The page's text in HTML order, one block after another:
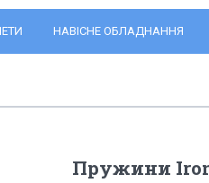
НАВІСНЕ ОБЛАДНАННЯ
Пружини